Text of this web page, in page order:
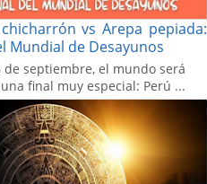
vs Arepa pepiada:
Mundial de Desayunos
de septiembre, el mundo será
final muy especial: Perú ...